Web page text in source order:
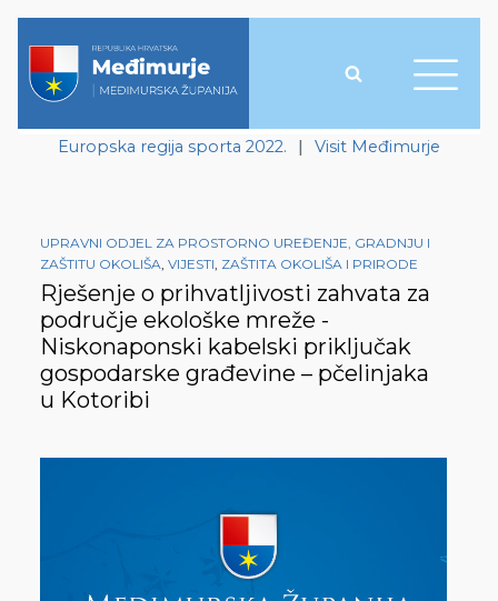
Europska regija sporta 2022. | Visit Međimurje
UPRAVNI ODJEL ZA PROSTORNO UREĐENJE, GRADNJU I
ZAŠTITU OKOLIŠA, VIJESTI, ZAŠTITA OKOLIŠA I PRIRODE
Rješenje o prihvatljivosti zahvata za
područje ekološke mreže -
Niskonaponski kabelski priključak
gospodarske građevine – pčelinjaka
u Kotoribi